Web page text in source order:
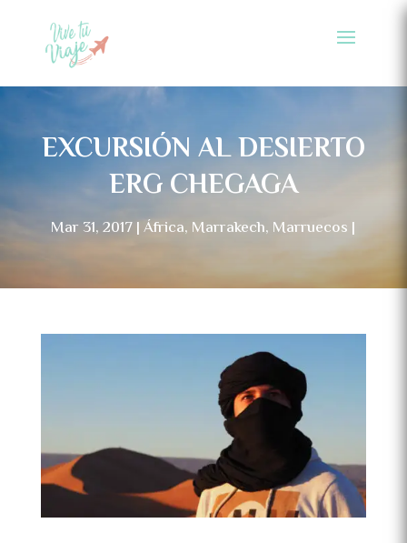
EXCURSIÓN AL DESIERTO
ERG CHEGAGA
Mar 31, 2017 África, Marrakech, Marruecos